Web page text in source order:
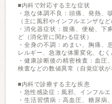
■内科で対応する主な症状
・急な体調不良：頭痛、発熱、
（主に風邪やインフルエンザな
・消化器症状：腹痛、便秘、下
ど（消化管に関わる症状）
・全身の不調：めまい、胸痛、
レルギー、急激な体重変化、む
・健康診断後の精密検査：血圧
検査などの数値異常（自覚症状が
■内科で診療する主な疾患
・急性感染症：風邪、インフル
・生活習慣病：高血圧、糖尿病